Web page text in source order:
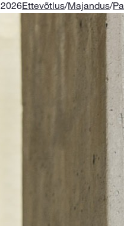
2026Ettevõtlus/Majandus/